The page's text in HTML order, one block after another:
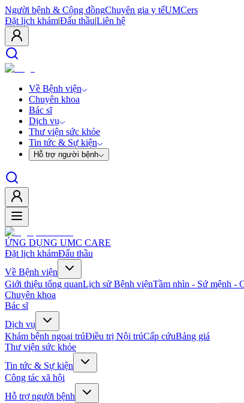
Người bệnh & Cộng đồngChuyên gia y tếUMCers
Đặt lịch khám|Đấu thầu|Liên hệ
Về Bệnh viện
Chuyên khoa
Bác sĩ
Dịch vụ
Thư viện sức khỏe
Tin tức & Sự kiện
Hỗ trợ người bệnh
ỨNG DỤNG UMC CARE
Đặt lịch khámĐấu thầu
Về Bệnh viện
Giới thiệu tổng quanLịch sử Bệnh việnTầm nhìn - Sứ mệnh -
Chuyên khoa
Bác sĩ
Dịch vụ
Khám bệnh ngoại trúĐiều trị Nội trúCấp cứuBảng giá
Thư viện sức khỏe
Tin tức & Sự kiện
Công tác xã hội
Hỗ trợ người bệnh